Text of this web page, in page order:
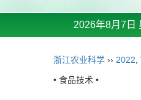
2026年8月7日
浙江农业科学 ›› 2022
• 食品技术 •